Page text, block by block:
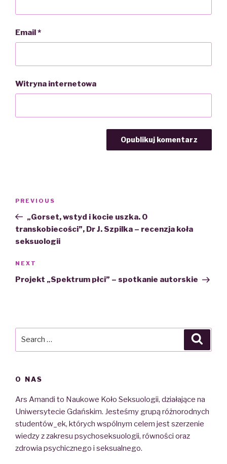
Email*
Witryna internetowa
Previous
Post
PREVIOUS
„Gorset, wstyd i kocie uszka. O
transkobiecości”, Dr J. Szpilka – recenzja koła
seksuologii
Next
Post
NEXT
Projekt „Spektrum płci” – spotkanie autorskie
O NAS
Ars Amandi to Naukowe Koło Seksuologii, działające na
Uniwersytecie Gdańskim. Jesteśmy grupą różnorodnych
studentów_ek, których wspólnym celem jest szerzenie
wiedzy z zakresu psychoseksuologii, równości oraz
zdrowia psychicznego i seksualnego.